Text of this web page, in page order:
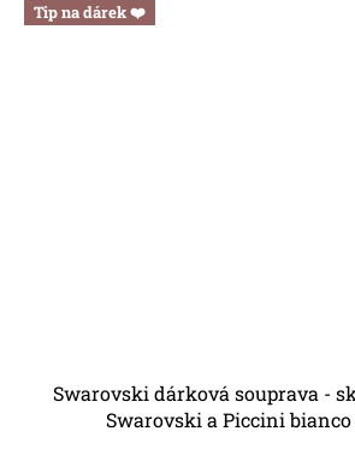
Tip na dárek ❤️
Swarovski dárková souprava -
Swarovski a Piccini bianco